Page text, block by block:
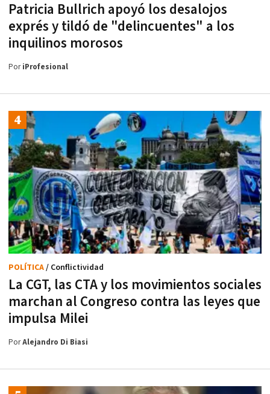
Patricia Bullrich apoyó los desalojos
exprés y tildó de "delincuentes" a los
inquilinos morosos
PoriProfesional
La CGT, las CTA y los movimientos sociales
marchan al Congreso contra las leyes que
impulsa Milei
POLÍTICA/ Conflictividad
PorAlejandro Di Biasi